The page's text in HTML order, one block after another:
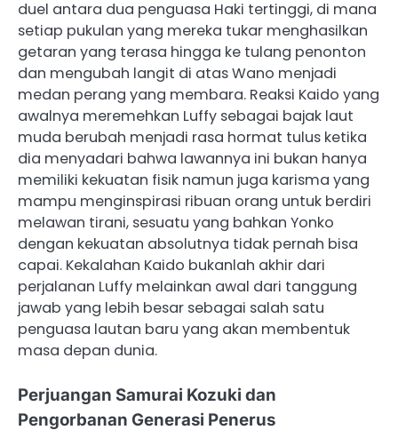
duel antara dua penguasa Haki tertinggi, di mana
setiap pukulan yang mereka tukar menghasilkan
getaran yang terasa hingga ke tulang penonton
dan mengubah langit di atas Wano menjadi
medan perang yang membara. Reaksi Kaido yang
awalnya meremehkan Luffy sebagai bajak laut
muda berubah menjadi rasa hormat tulus ketika
dia menyadari bahwa lawannya ini bukan hanya
memiliki kekuatan fisik namun juga karisma yang
mampu menginspirasi ribuan orang untuk berdiri
melawan tirani, sesuatu yang bahkan Yonko
dengan kekuatan absolutnya tidak pernah bisa
capai. Kekalahan Kaido bukanlah akhir dari
perjalanan Luffy melainkan awal dari tanggung
jawab yang lebih besar sebagai salah satu
penguasa lautan baru yang akan membentuk
masa depan dunia.
Perjuangan Samurai Kozuki dan
Pengorbanan Generasi Penerus